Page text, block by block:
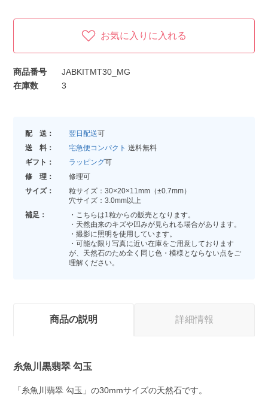
お気に入りに入れる
商品番号
JABKITMT30_MG
在庫数
3
配 送： 翌日配送可
送 料：
宅急便コンパクト 送料無料
ギフト：
ラッピング可
修 理：
修理可
サイズ：
粒サイズ：30×20×11mm（±0.7mm）
穴サイズ：3.0mm以上
補足：
・こちらは1粒からの販売となります。
・天然由来のキズや凹みが見られる場合があります。
・撮影に照明を使用しています。
・可能な限り写真に近い在庫をご用意しております
が、天然石のため全く同じ色・模様とならない点をご
理解ください。
商品の説明 詳細情報
糸魚川黒翡翠 勾玉
「糸魚川翡翠 勾玉」の30mmサイズの天然石です。